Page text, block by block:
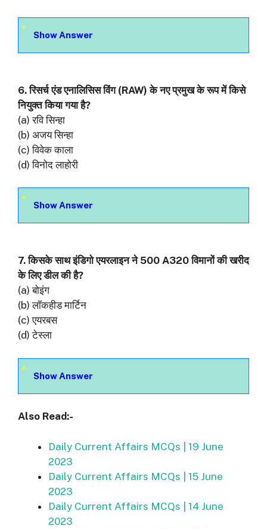
Show Answer
6. रिसर्च एंड एनालिसिस विंग (RAW) के नए प्रमुख के रूप में किसे
नियुक्त किया गया है?
(a) रवि सिन्हा
(b) अजय सिन्हा
(c) विवेक काला
(d) विनोद लाहोरी
Show Answer
7. किसके साथ इंडिगो एयरलाइन ने 500 A320 विमानों की खरीद
के लिए डील की है?
(a) बोइंग
(b) लॉकहीड मार्टिन
(c) एयरबस
(d) टेस्ला
Show Answer
Also Read:-
Daily Current Affairs MCQs | 19 June
2023
Daily Current Affairs MCQs | 15 June
2023
Daily Current Affairs MCQs | 14 June
2023